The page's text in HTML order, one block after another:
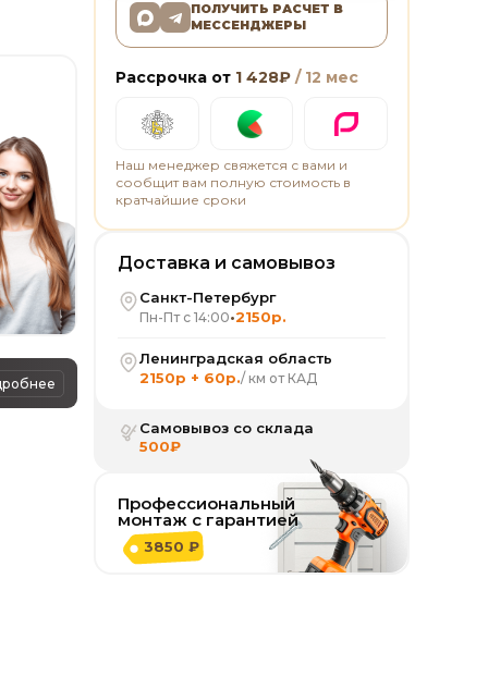
ПОЛУЧИТЬ РАСЧЕТ В
МЕССЕНДЖЕРЫ
Рассрочка от 1 428₽ / 12 мес
Наш менеджер свяжется с вами и
сообщит вам полную стоимость в
кратчайшие сроки
Доставка и самовывоз
Санкт-Петербург
Пн-Пт с 14:00•2150р.
Ленинградская область
2150р + 60р./ км от КАД
Самовывоз со склада
500₽
Профессиональный
монтаж с гарантией
3850 ₽